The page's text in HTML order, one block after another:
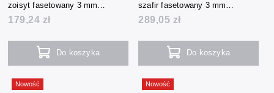
zoisyt fasetowany 3 mm
(naszyjnik + bransoletka +
kolczyki)
179,24 zł
Do koszyka
szafir fasetowany 3 mm
(naszyjnik + bransoletka +
kolczyki)
289,05 zł
Do koszyka
Nowość Nowość